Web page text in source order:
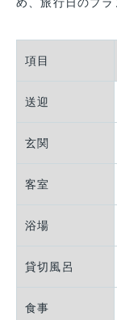
項目
送迎
玄関
客室
浴場
貸切風呂
食事